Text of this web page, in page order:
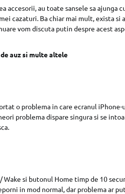
accesorii, au toate sansele sa ajunga
cazaturi. Ba chiar mai mult, exista si
vom discuta putin despre acest
auz si multe altele
o problema in care ecranul iPhone-
problema dispare singura si se
si butonul Home timp de 10
in mod normal, dar problema ar